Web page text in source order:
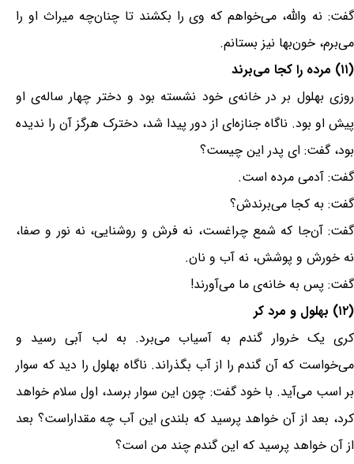
گفت: نه والله، می‌خواهم که وی را بکشند تا چنان‌چه میراث او را
می‌برم، خون‌بها نیز بستانم.
(۱۱) مرده را کجا می‌برند
روزی بهلول بر در خانه‌ی خود نشسته بود و دختر چهار ساله‌ی او
پیش او بود. ناگاه جنازه‌ای از دور پیدا شد، دخترک هرگز آن را ندیده
بود، گفت: ای پدر این چیست؟
گفت: آدمی مرده است.
گفت: به کجا می‌برندش؟
گفت: آن‌جا که شمع چراغست، نه فرش و روشنایی، نه نور و صفا،
نه خورش و پوشش، نه آب و نان.
گفت: پس به خانه‌ی ما می‌آورند!
(۱۲) بهلول و مرد کر
کری یک خروار گندم به آسیاب می‌برد. به لب آبی رسید و
می‌خواست که آن گندم را از آب بگذراند. ناگاه بهلول را دید که سوار
بر اسب می‌آید. با خود گفت: چون این سوار برسد، اول سلام خواهد
کرد، بعد از آن خواهد پرسید که بلندی این آب چه مقداراست؟ بعد
از آن خواهد پرسید که این گندم چند من است؟